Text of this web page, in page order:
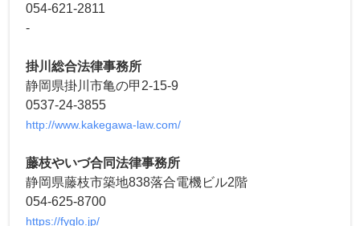
054-621-2811
-
掛川総合法律事務所
静岡県掛川市亀の甲2-15-9
0537-24-3855
http://www.kakegawa-law.com/
藤枝やいづ合同法律事務所
静岡県藤枝市築地838落合電機ビル2階
054-625-8700
https://fyglo.jp/